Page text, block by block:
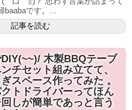
baabaです。...
記事を読む
木製BBQテーブ
チセット組み立てて、
スペース作ってみた 。
トドライバーってほん
しが簡単であっと言う